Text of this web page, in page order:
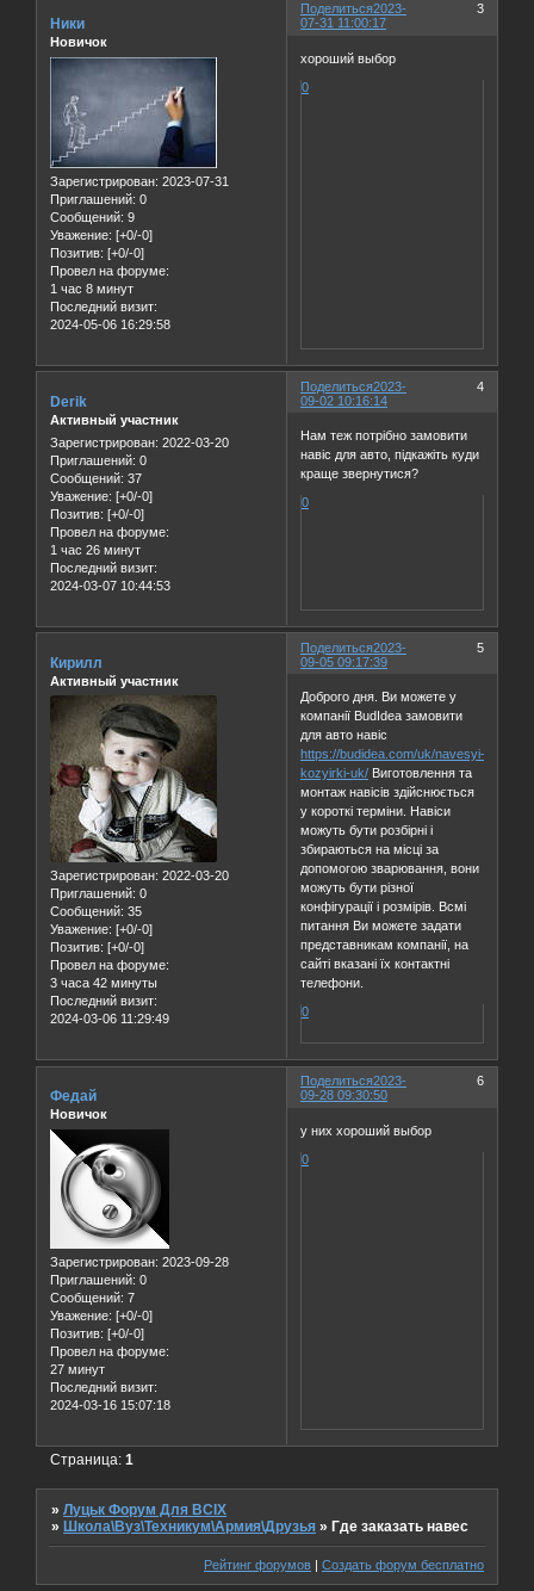
Поделиться 3
2023-
07-31 11:00:17
Ники
Новичок
Зарегистрирован: 2023-07-31
Приглашений: 0
Сообщений: 9
Уважение: [+0/-0]
Позитив: [+0/-0]
Провел на форуме:
1 час 8 минут
Последний визит:
2024-05-06 16:29:58
хороший выбор
0
Поделиться 4
2023-
09-02 10:16:14
Derik
Активный участник
Зарегистрирован: 2022-03-20
Приглашений: 0
Сообщений: 37
Уважение: [+0/-0]
Позитив: [+0/-0]
Провел на форуме:
1 час 26 минут
Последний визит:
2024-03-07 10:44:53
Нам теж потрібно замовити
навіс для авто, підкажіть куди
краще звернутися?
0
Поделиться 5
2023-
09-05 09:17:39
Кирилл
Активный участник
Зарегистрирован: 2022-03-20
Приглашений: 0
Сообщений: 35
Уважение: [+0/-0]
Позитив: [+0/-0]
Провел на форуме:
3 часа 42 минуты
Последний визит:
2024-03-06 11:29:49
Доброго дня. Ви можете у
компанії BudIdea замовити
для авто навіс
https://budidea.com/uk/navesyi-
kozyirki-uk/ Виготовлення та
монтаж навісів здійснюється
у короткі терміни. Навіси
можуть бути розбірні і
збираються на місці за
допомогою зварювання, вони
можуть бути різної
конфігурації і розмірів. Всмі
питання Ви можете задати
представникам компанії, на
сайті вказані їх контактні
телефони.
0
Поделиться 6
2023-
09-28 09:30:50
Федай
Новичок
Зарегистрирован: 2023-09-28
Приглашений: 0
Сообщений: 7
Уважение: [+0/-0]
Позитив: [+0/-0]
Провел на форуме:
27 минут
Последний визит:
2024-03-16 15:07:18
у них хороший выбор
0
Страница:1
»Луцьк Форум Для ВСІХ
» Школа\Вуз\Техникум\Армия\Друзья » Где заказать навес
Рейтинг форумов | Создать форум бесплатно